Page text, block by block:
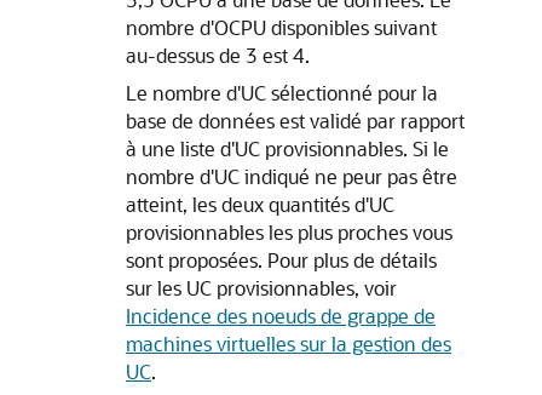
nombre d'OCPU disponibles suivant
au-dessus de 3 est 4.
Le nombre d'UC sélectionné pour la
base de données est validé par rapport
à une liste d'UC provisionnables. Si le
nombre d'UC indiqué ne peur pas être
atteint, les deux quantités d'UC
provisionnables les plus proches vous
sont proposées. Pour plus de détails
sur les UC provisionnables, voir
Incidence des noeuds de grappe de
machines virtuelles sur la gestion des
UC.